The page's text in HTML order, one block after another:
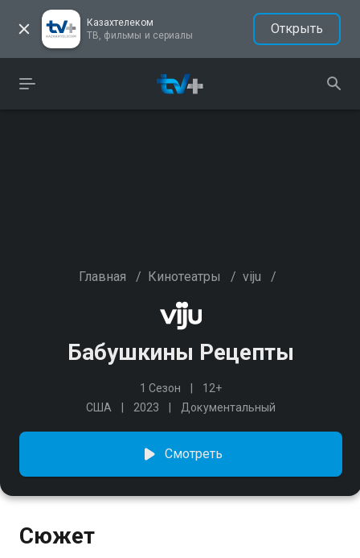
Казахтелеком
ТВ, фильмы и сериалы
Открыть
Главная / Кинотеатры / viju /
Бабушкины Рецепты
1 Сезон
12+
США
2023 Документальный
Смотреть
Сюжет